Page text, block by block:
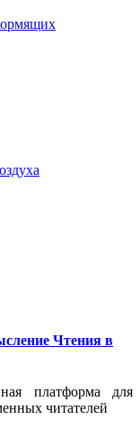
Чтения в
платформа для
читателей